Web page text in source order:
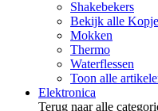
Shakebekers
Bekijk alle
Mokken
Thermo
Waterflessen
Toon alle
Elektronica
Terug naar alle